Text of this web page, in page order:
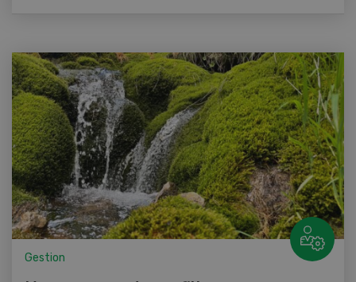
Gestion